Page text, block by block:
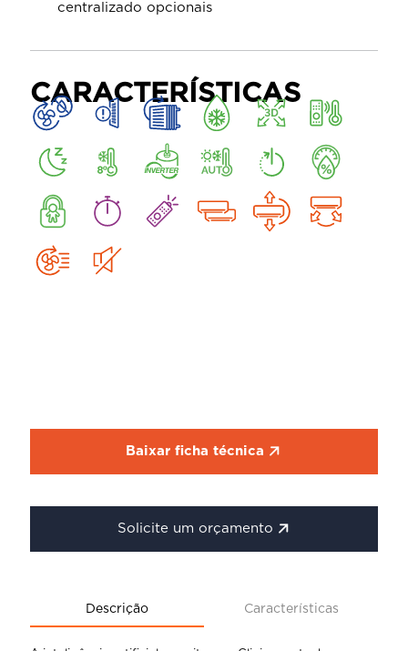
centralizado opcionais
CARACTERÍSTICAS
Baixar ficha técnica
Solicite um orçamento
Descrição Características